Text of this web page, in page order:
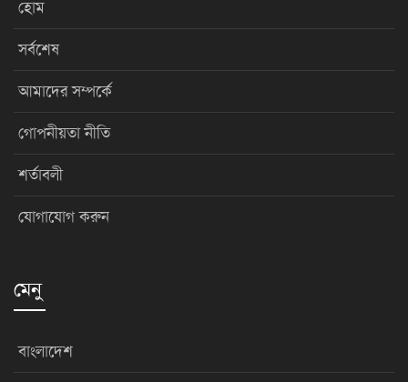
হোম
সর্বশেষ
আমাদের সম্পর্কে
গোপনীয়তা নীতি
শর্তাবলী
যোগাযোগ করুন
মেনু
বাংলাদেশ